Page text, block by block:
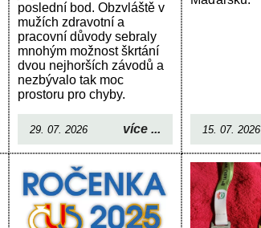
poslední bod. Obzvláště v
mužích zdravotní a
pracovní důvody sebraly
mnohým možnost škrtání
dvou nejhorších závodů a
nezbývalo tak moc
prostoru pro chyby.
29. 07. 2026 více ... 15. 07. 2026